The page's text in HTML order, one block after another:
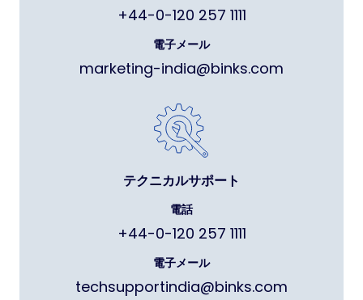
+44-0-120 257 1111
電子メール
marketing-india@binks.com
テクニカルサポート
電話
+44-0-120 257 1111
電子メール
techsupportindia@binks.com